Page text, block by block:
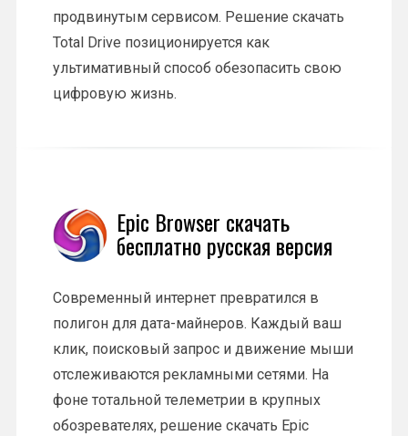
продвинутым сервисом. Решение скачать
Total Drive позиционируется как
ультимативный способ обезопасить свою
цифровую жизнь.
Epic Browser скачать
бесплатно русская версия
Современный интернет превратился в
полигон для дата-майнеров. Каждый ваш
клик, поисковый запрос и движение мыши
отслеживаются рекламными сетями. На
фоне тотальной телеметрии в крупных
обозревателях, решение скачать Epic